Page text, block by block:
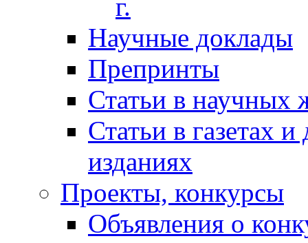
г.
Научные доклады
Препринты
Статьи в научных
Статьи в газетах
изданиях
Проекты, конкурсы
Объявления о